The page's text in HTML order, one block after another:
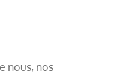
nous, nos